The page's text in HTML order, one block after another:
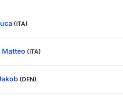
(ITA)
Matteo (ITA)
(DEN)